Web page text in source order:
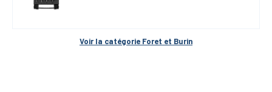
Voir la catégorie Foret et Burin